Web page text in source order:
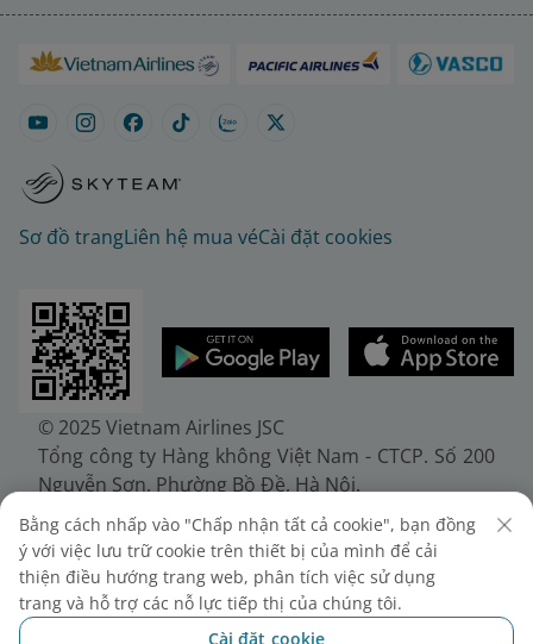
Sơ đồ trangLiên hệ mua véCài đặt cookies
© 2025 Vietnam Airlines JSC
Tổng công ty Hàng không Việt Nam - CTCP. Số 200
Nguyễn Sơn, Phường Bồ Đề, Hà Nội.
Điện thoại: (+84-24) 38272289. Fax: (+84-24)
38722375
Giấy chứng nhận đăng ký doanh nghiệp, mã số
doanh nghiệp 0100107518, đăng ký lần đầu ngày
30/6/2010, đăng ký thay đổi lần thứ 10 ngày
Bằng cách nhấp vào "Chấp nhận tất cả cookie", bạn đồng
ý với việc lưu trữ cookie trên thiết bị của mình để cải
thiện điều hướng trang web, phân tích việc sử dụng
trang và hỗ trợ các nỗ lực tiếp thị của chúng tôi.
Cài đặt cookie